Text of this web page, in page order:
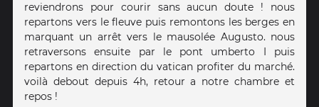
reviendrons pour courir sans aucun doute ! nous
repartons vers le fleuve puis remontons les berges en
marquant un arrêt vers le mausolée Augusto. nous
retraversons ensuite par le pont umberto I puis
repartons en direction du vatican profiter du marché.
voilà debout depuis 4h, retour a notre chambre et
repos !